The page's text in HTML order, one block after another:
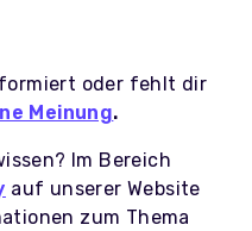
oder fehlt dir
Meinung.
Im Bereich
auf unserer Website
zum Thema